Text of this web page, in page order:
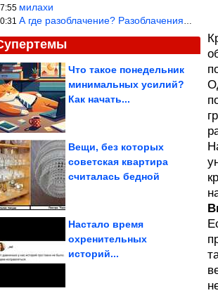
милахи
А где разоблачение? Разоблачения нет — значит придётся принять к
Хрустящий «цветок» с
картофель вы...
Что такое понедельник
минимальных усилий?
Как начать...
Вещи, без которых
советская квартира
считалась бедной
Настало время
охренительных
историй...